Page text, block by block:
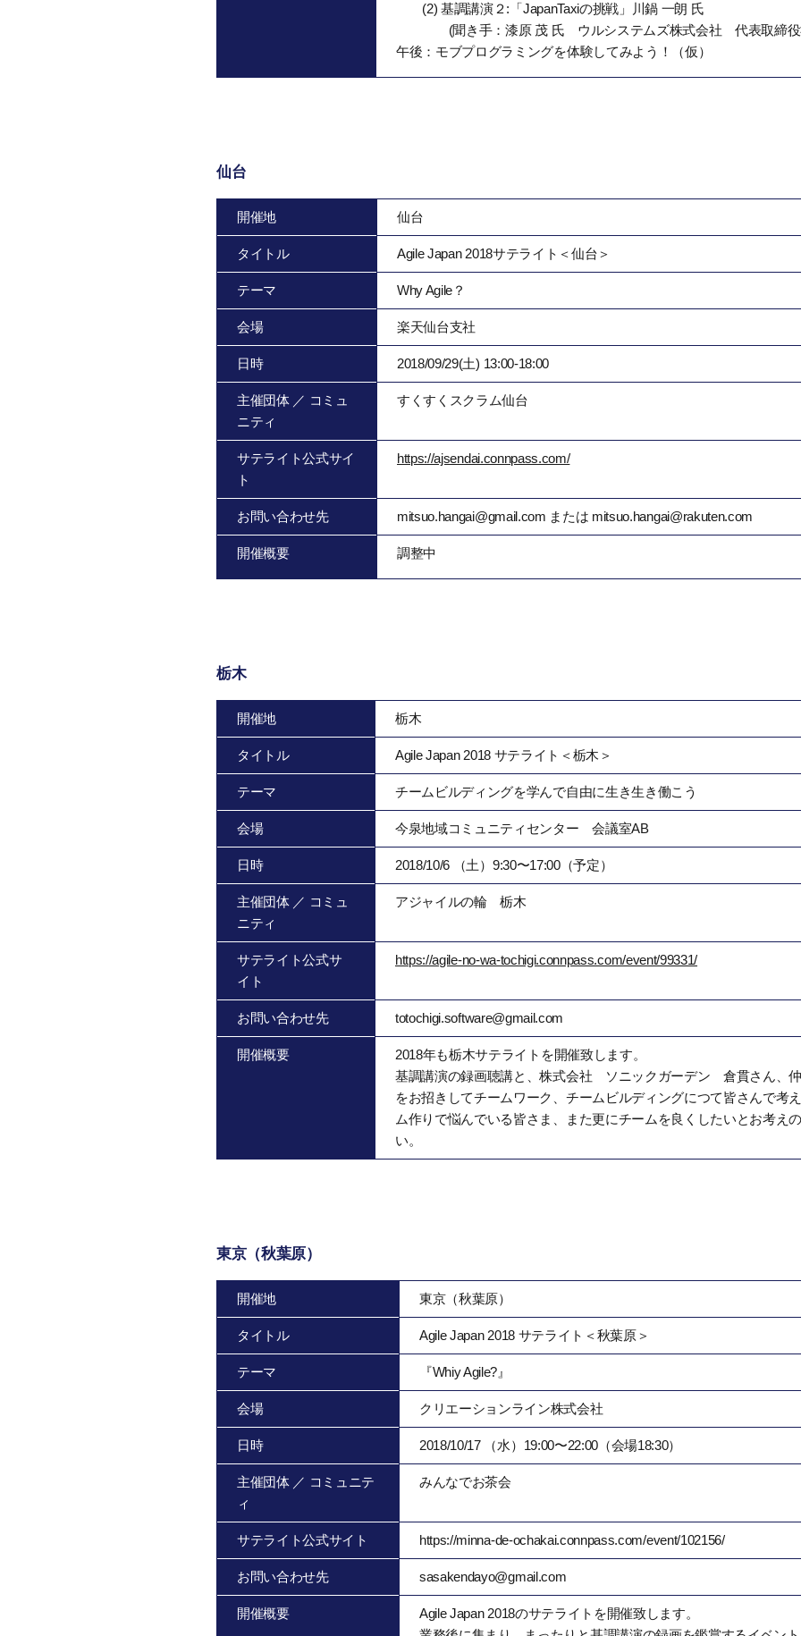
(2) 基調講演２:「JapanTaxiの挑戦」川鍋 一朗 氏
(聞き手：漆原 茂 氏 ウルシステムズ株式会社 代表取締役
午後：モブプログラミングを体験してみよう！（仮）
仙台
開催地 仙台
タイトル Agile Japan 2018サテライト＜仙台＞
テーマ Why Agile？
会場 楽天仙台支社
日時 2018/09/29(土) 13:00-18:00
主催団体 ／ コミュ
ニティ
すくすくスクラム仙台
サテライト公式サイ
ト
https://ajsendai.connpass.com/
お問い合わせ先 mitsuo.hangai@gmail.com または mitsuo.hangai@rakuten.com
開催概要 調整中
栃木
開催地 栃木
タイトル Agile Japan 2018 サテライト＜栃木＞
テーマ チームビルディングを学んで自由に生き生き働こう
会場 今泉地域コミュニティセンター 会議室AB
日時 2018/10/6 （土）9:30〜17:00（予定）
主催団体 ／ コミュ
ニティ
アジャイルの輪 栃木
サテライト公式サ
イト
https://agile-no-wa-tochigi.connpass.com/event/99331/
お問い合わせ先 totochigi.software@gmail.com
開催概要
2018年も栃木サテライトを開催致します。
基調講演の録画聴講と、株式会社 ソニックガーデン 倉貫さん、
をお招きしてチームワーク、チームビルディングにつて皆さんで考
ム作りで悩んでいる皆さま、また更にチームを良くしたいとお考え
い。
東京（秋葉原）
開催地 東京（秋葉原）
タイトル Agile Japan 2018 サテライト＜秋葉原＞
テーマ 『Whiy Agile?』
会場 クリエーションライン株式会社
日時 2018/10/17 （水）19:00〜22:00（会場18:30）
主催団体 ／ コミュニテ
ィ
みんなでお茶会
サテライト公式サイト https://minna-de-ochakai.connpass.com/event/102156/
お問い合わせ先 sasakendayo@gmail.com
開催概要
Agile Japan 2018のサテライトを開催致します。